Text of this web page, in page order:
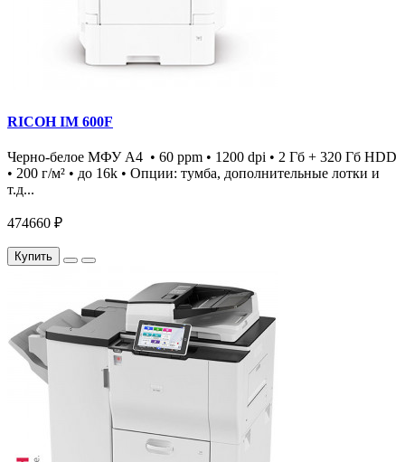
RICOH IM 600F
Черно-белое МФУ А4 • 60 ppm • 1200 dpi • 2 Гб + 320 Гб HDD
• 200 г/м² • до 16k • Опции: тумба, дополнительные лотки и
т.д...
474660 ₽
Купить